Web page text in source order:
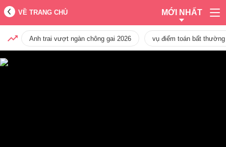
VỀ TRANG CHỦ MỚI NHẤT
Anh trai vượt ngàn chông gai 2026 vụ điểm toán bất